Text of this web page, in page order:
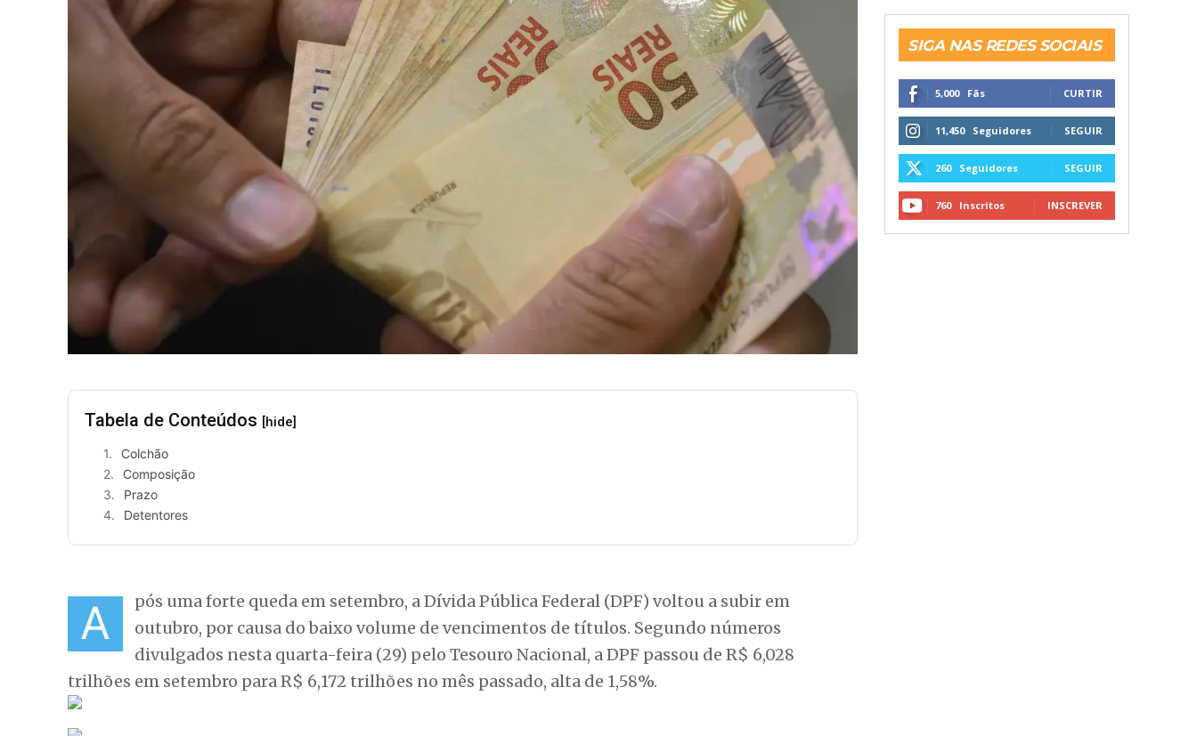
Tabela de Conteúdos [hide]
Colchão
Composição
Prazo
Detentores
A
pós uma forte queda em setembro, a Dívida Pública Federal (DPF) voltou a subir em
outubro, por causa do baixo volume de vencimentos de títulos. Segundo números
divulgados nesta quarta-feira (29) pelo Tesouro Nacional, a DPF passou de R$ 6,028
trilhões em setembro para R$ 6,172 trilhões no mês passado, alta de 1,58%.
SIGA NAS REDES SOCIAIS
5,000 Fãs CURTIR
11,450 Seguidores SEGUIR
260 Seguidores SEGUIR
760 Inscritos INSCREVER